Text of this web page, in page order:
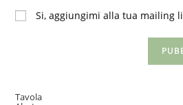
Si, aggiungimi alla tua mailing
Tavola